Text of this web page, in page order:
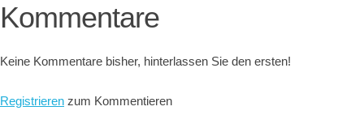
Kommentare
Keine Kommentare bisher, hinterlassen Sie den ersten!
Registrieren zum Kommentieren